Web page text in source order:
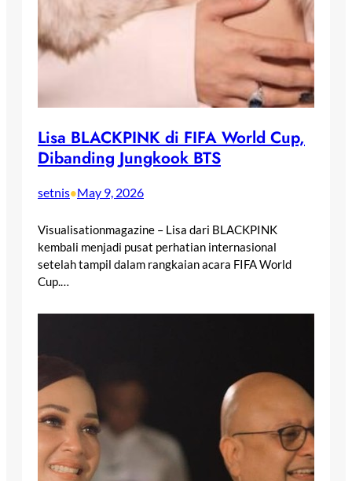
Lisa BLACKPINK di FIFA World Cup,
Dibanding Jungkook BTS
setnis•May 9, 2026
Visualisationmagazine – Lisa dari BLACKPINK
kembali menjadi pusat perhatian internasional
setelah tampil dalam rangkaian acara FIFA World
Cup.…